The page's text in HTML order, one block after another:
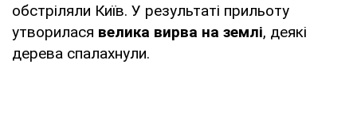
обстріляли Київ. У результаті прильоту
утворилася велика вирва на землі, деякі
дерева спалахнули.